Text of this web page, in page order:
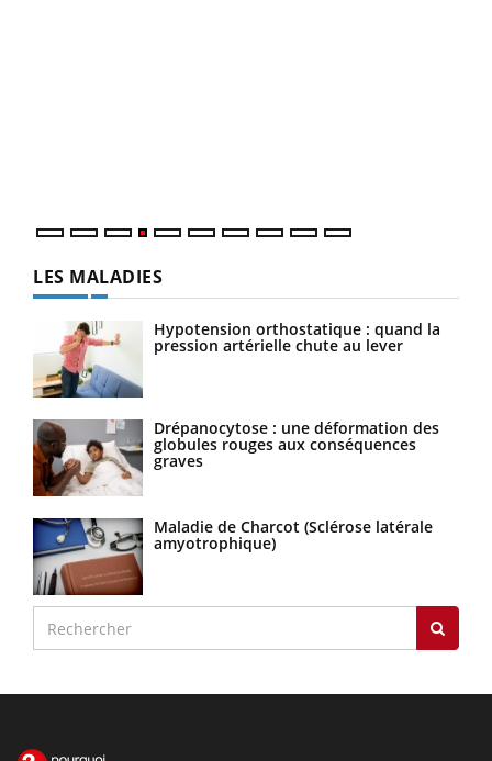
LES MALADIES
Hypotension orthostatique : quand la
pression artérielle chute au lever
Drépanocytose : une déformation des
globules rouges aux conséquences
graves
Maladie de Charcot (Sclérose latérale
amyotrophique)